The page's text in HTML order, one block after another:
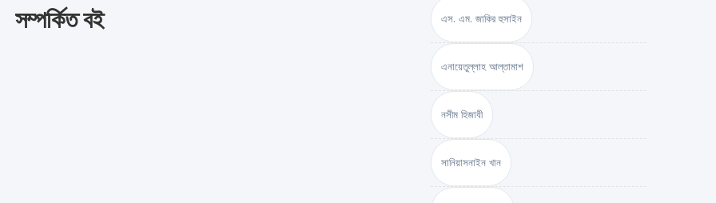
সম্পর্কিত বই এস. এম. জাকির হুসাইন
এনায়েতুল্লাহ আল্‌তামাশ
নসীম হিজাযী
সানিয়াসনাইন খান